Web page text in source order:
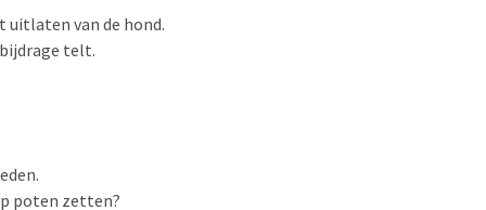
uitlaten van de hond.
telt.
poten zetten?